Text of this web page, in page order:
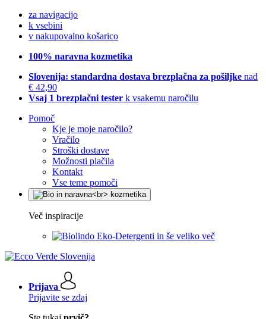
za navigacijo
k vsebini
v nakupovalno košarico
100% naravna kozmetika
Slovenija: standardna dostava brezplačna za pošiljke nad
€ 42,90
Vsaj 1 brezplačni tester k vsakemu naročilu
Pomoč
Kje je moje naročilo?
Vračilo
Stroški dostave
Možnosti plačila
Kontakt
Vse teme pomoči
Več inspiracije
Eko-Detergenti in še veliko več
Prijava
Prijavite se zdaj